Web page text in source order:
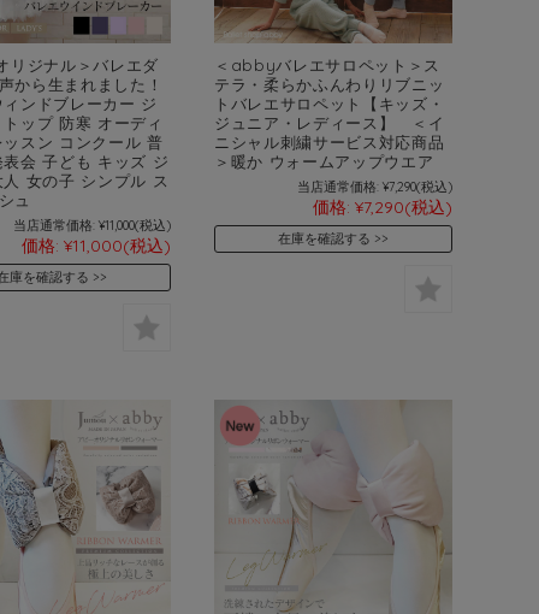
ジナル＞バレエダ
から生まれました！
ンドブレーカー ジ
ップ 防寒 オーディ
スン コンクール 普
会 子ども キッズ ジ
女の子 シンプル ス
ュ
当店通常価格: ¥11,000(税込)
価格: ¥11,000(税込)
庫を確認する
＜abbyバレエサロペット＞ス
テラ・柔らかふんわりリブニッ
トバレエサロペット【キッズ・
ジュニア・レディース】 ＜イ
ニシャル刺繍サービス対応商品
＞暖か ウォームアップウエア
当店通常価格: ¥7,290(税込)
価格: ¥7,290(税込)
在庫を確認する